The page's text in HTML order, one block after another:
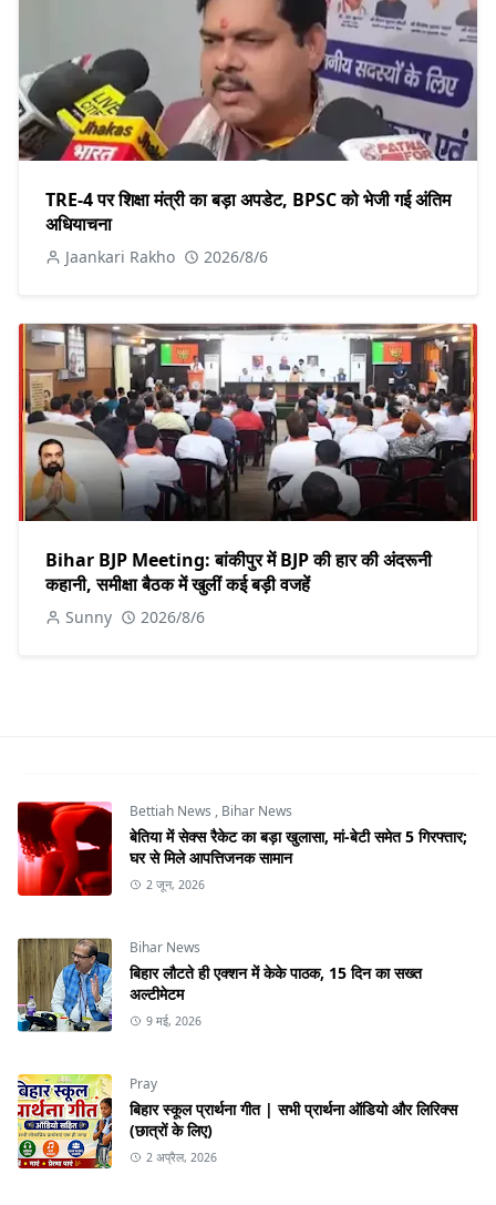
TRE-4 पर शिक्षा मंत्री का बड़ा अपडेट, BPSC को भेजी गई अंतिम
अधियाचना
Jaankari Rakho 2026/8/6
Bihar BJP Meeting: बांकीपुर में BJP की हार की अंदरूनी
कहानी, समीक्षा बैठक में खुलीं कई बड़ी वजहें
Sunny 2026/8/6
Bettiah News , Bihar News
बेतिया में सेक्स रैकेट का बड़ा खुलासा, मां-बेटी समेत 5 गिरफ्तार;
घर से मिले आपत्तिजनक सामान
2 जून, 2026
Bihar News
बिहार लौटते ही एक्शन में केके पाठक, 15 दिन का सख्त
अल्टीमेटम
9 मई, 2026
Pray
बिहार स्कूल प्रार्थना गीत | सभी प्रार्थना ऑडियो और लिरिक्स
(छात्रों के लिए)
2 अप्रैल, 2026